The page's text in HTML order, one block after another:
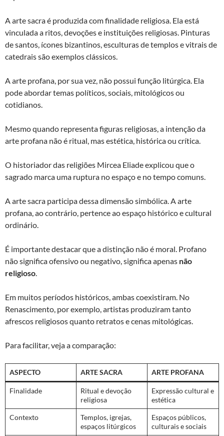
A arte sacra é produzida com finalidade religiosa. Ela está
vinculada a ritos, devoções e instituições religiosas. Pinturas
de santos, ícones bizantinos, esculturas de templos e vitrais de
catedrais são exemplos clássicos.
A arte profana, por sua vez, não possui função litúrgica. Ela
pode abordar temas políticos, sociais, mitológicos ou
cotidianos.
Mesmo quando representa figuras religiosas, a intenção da
arte profana não é ritual, mas estética, histórica ou crítica.
O historiador das religiões Mircea Eliade explicou que o
sagrado marca uma ruptura no espaço e no tempo comuns.
A arte sacra participa dessa dimensão simbólica. A arte
profana, ao contrário, pertence ao espaço histórico e cultural
ordinário.
É importante destacar que a distinção não é moral. Profano
não significa ofensivo ou negativo, significa apenas não
religioso
Em muitos períodos históricos, ambas coexistiram. No
Renascimento, por exemplo, artistas produziram tanto
afrescos religiosos quanto retratos e cenas mitológicas.
Para facilitar, veja a comparação:
ASPECTO ARTE SACRA ARTE PROFANA
Finalidade
Ritual e devoção
religiosa
Expressão cultural e
estética
Contexto
Templos, igrejas,
espaços litúrgicos
Espaços públicos,
culturais e sociais